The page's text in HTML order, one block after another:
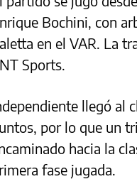
Bochini, con
en el VAR. La
Sports.
llegó al
por lo que un
hacia la
fase jugada.